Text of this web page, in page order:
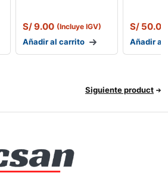
S/9.00 (Incluye IGV)
Añadir al carrito
S/ 50.00
Añadir al
Siguiente product